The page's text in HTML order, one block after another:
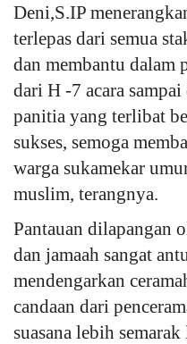
Deni,S.IP
terlepas dari semua
dan membantu dalam
dari H -7 acara
panitia yang terlibat
sukses, semoga
warga sukamekar
muslim, terangnya.
Pantauan dilapangan
dan jamaah sangat
mendengarkan
candaan dari
suasana lebih semarak